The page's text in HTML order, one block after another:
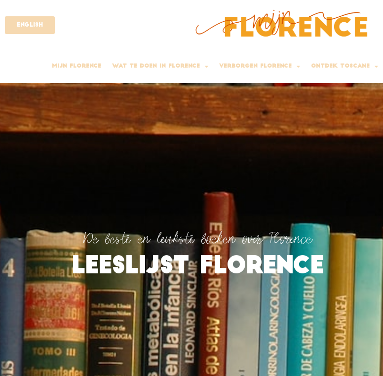
English
Mijn Florence Wat Te Doen In Florence Verborgen Florence Ontdek Toscane
De beste en leukste boeken over Florence
Leeslijst Florence